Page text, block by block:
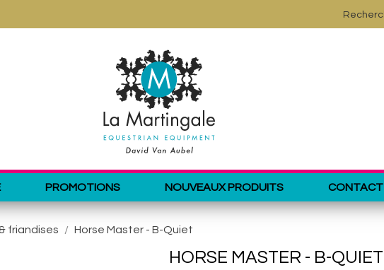
PROMOTIONS NOUVEAUX PRODUITS CONTACT
friandises Horse Master - B-Quiet
HORSE MASTER - B-QUIET